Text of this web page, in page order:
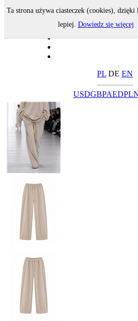
PL DE EN
USDGBPAED
Ta strona używa ciasteczek (cookies), dzięki
lepiej. Dowiedz się więcej